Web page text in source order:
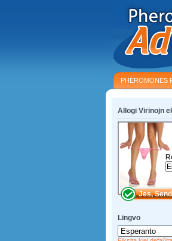
PHEROMONES
Allogi Virinojn
Lingvo